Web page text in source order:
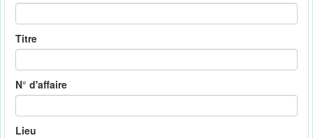
Titre
N° d'affaire
Lieu